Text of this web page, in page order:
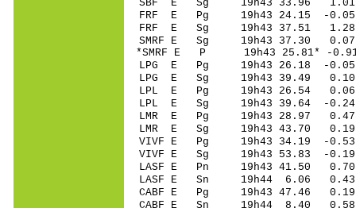
SBF E Sg 19h43 33.96
FRF E Pg 19h43 24.15 -0.05
FRF E Sg 19h43 37.51
SMRF E Sg 19h43 37.30
*SMRF E P 19h43 25.81* -
LPG E Pg 19h43 26.18 -
LPG E Sg 19h43 39.49
LPL E Pg 19h43 26.54
LPL E Sg 19h43 39.64 -
LMR E Pg 19h43 28.97 0.47
LMR E Sg 19h43 43.70
VIVF E Pg 19h43 34.19 -0.53
VIVF E Sg 19h43 53.83 -
LASF E Pn 19h43 41.50 0.70
LASF E Sn 19h44 6.06
CABF E Pg 19h43 47.46 0.19
CABF E Sn 19h44 8.40 0.58